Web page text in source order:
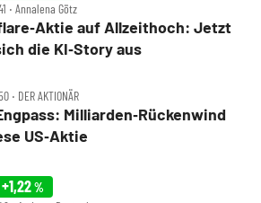
‧ Annalena Götz
auf Allzeithoch: Jetzt
die KI‑Story aus
‧ DER AKTIONÄR
Milliarden‑Rückenwind
US‑Aktie
+1,22%